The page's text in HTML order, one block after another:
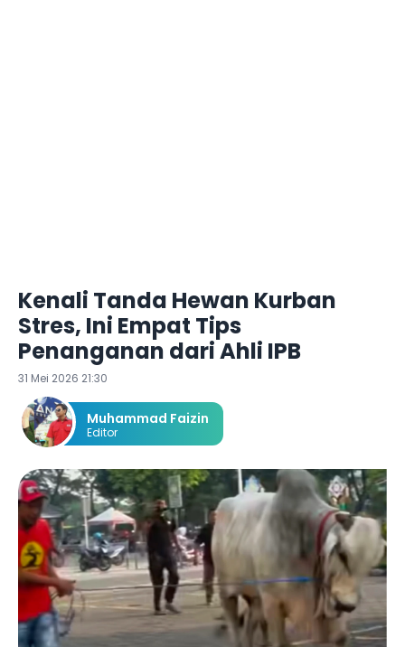
Kenali Tanda Hewan Kurban
Stres, Ini Empat Tips
Penanganan dari Ahli IPB
31 Mei 2026 21:30
Muhammad Faizin
Editor